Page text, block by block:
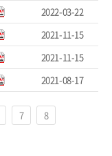
2022-03-22
2021-11-15
2021-11-15
2021-08-17
7
8